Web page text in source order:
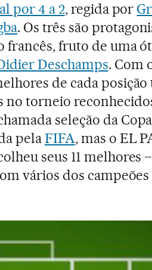
por 4 a 2, regida por
. Os três são
francês, fruto de uma
Deschamps. Com
de cada posição
no torneio
seleção da
pelaFIFA, mas o EL
seus 11 melhores
vários dos